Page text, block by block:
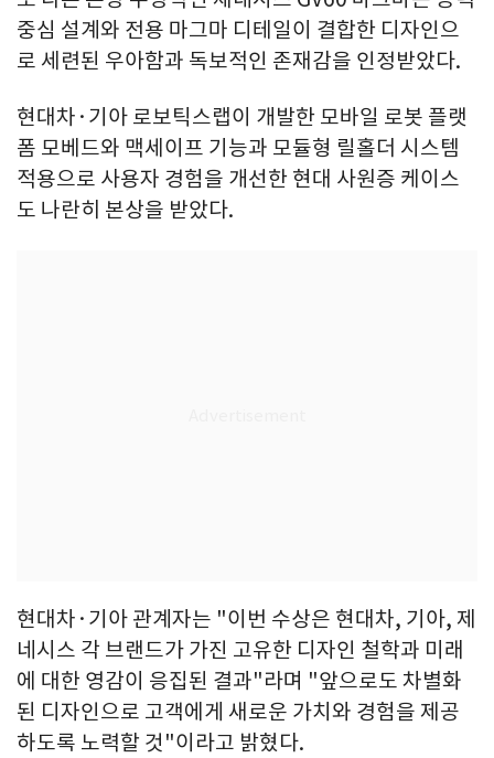
중심 설계와 전용 마그마 디테일이 결합한 디자인으
로 세련된 우아함과 독보적인 존재감을 인정받았다.
현대차·기아 로보틱스랩이 개발한 모바일 로봇 플랫
폼 모베드와 맥세이프 기능과 모듈형 릴홀더 시스템
적용으로 사용자 경험을 개선한 현대 사원증 케이스
도 나란히 본상을 받았다.
현대차·기아 관계자는 "이번 수상은 현대차, 기아, 제
네시스 각 브랜드가 가진 고유한 디자인 철학과 미래
에 대한 영감이 응집된 결과"라며 "앞으로도 차별화
된 디자인으로 고객에게 새로운 가치와 경험을 제공
하도록 노력할 것"이라고 밝혔다.